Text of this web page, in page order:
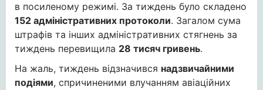
в посиленому режимі. За тиждень було складено
152 адміністративних протоколи. Загалом сума
штрафів та інших адміністративних стягнень за
тиждень перевищила 28 тисяч гривень.
На жаль, тиждень відзначився надзвичайними
подіями, спричиненими влучанням авіаційних